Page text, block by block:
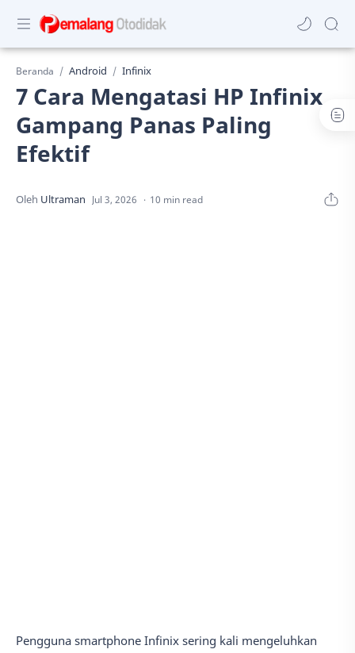
Beranda Android Infinix
7 Cara Mengatasi HP Infinix
Gampang Panas Paling
Efektif
10 min read
Pengguna smartphone Infinix sering kali mengeluhkan